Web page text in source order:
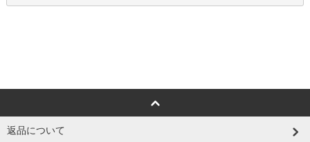
返品について